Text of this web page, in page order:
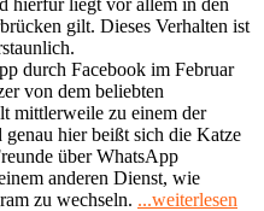
gilt. Dieses Verhalten ist
durch Facebook im Februar
von dem beliebten
mittlerweile zu einem der
hier beißt sich die Katze
über WhatsApp
anderen Dienst, wie
zu wechseln. ...weiterlesen